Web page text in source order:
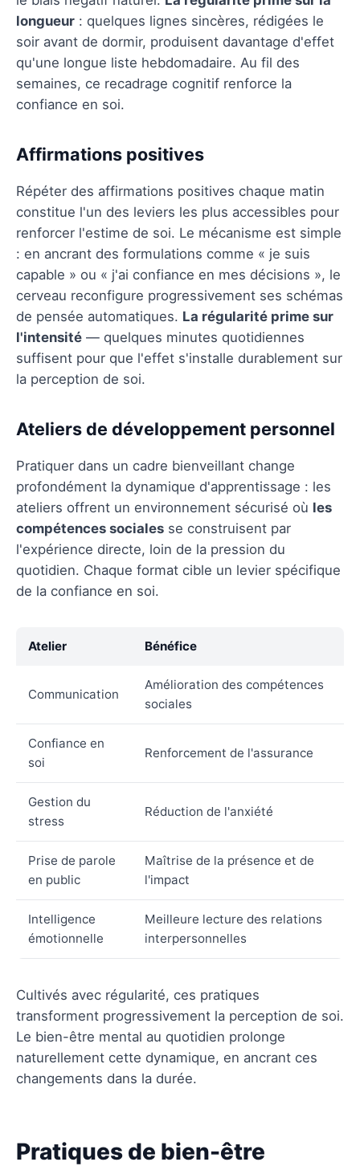
longueur : quelques lignes sincères, rédigées le
soir avant de dormir, produisent davantage d'effet
qu'une longue liste hebdomadaire. Au fil des
semaines, ce recadrage cognitif renforce la
confiance en soi.
Affirmations positives
Répéter des affirmations positives chaque matin
constitue l'un des leviers les plus accessibles pour
renforcer l'estime de soi. Le mécanisme est simple
: en ancrant des formulations comme « je suis
capable » ou « j'ai confiance en mes décisions », le
cerveau reconfigure progressivement ses schémas
de pensée automatiques. La régularité prime sur
l'intensité — quelques minutes quotidiennes
suffisent pour que l'effet s'installe durablement sur
la perception de soi.
Ateliers de développement personnel
Pratiquer dans un cadre bienveillant change
profondément la dynamique d'apprentissage : les
ateliers offrent un environnement sécurisé où les
compétences sociales se construisent par
l'expérience directe, loin de la pression du
quotidien. Chaque format cible un levier spécifique
de la confiance en soi.
Atelier Bénéfice
Communication
Amélioration des compétences
sociales
Confiance en
soi
Renforcement de l'assurance
Gestion du
stress
Réduction de l'anxiété
Prise de parole
en public
Maîtrise de la présence et de
l'impact
Intelligence
émotionnelle
Meilleure lecture des relations
interpersonnelles
Cultivés avec régularité, ces pratiques
transforment progressivement la perception de soi.
Le bien-être mental au quotidien prolonge
naturellement cette dynamique, en ancrant ces
changements dans la durée.
Pratiques de bien-être